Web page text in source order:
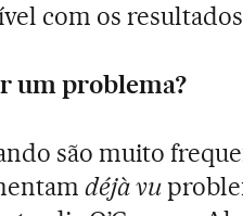
com os
um problema?
são muito
déjà vu